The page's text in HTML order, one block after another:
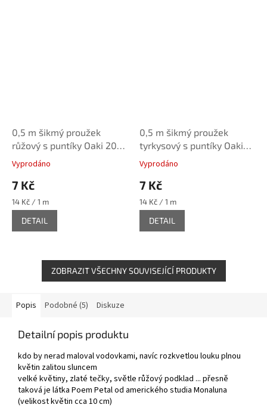
0,5 m šikmý proužek
růžový s puntíky Oaki 20
mm (100% bavlna)
Vyprodáno
7 Kč
Měrná
cena:
14 Kč / 1 m
DETAIL
0,5 m šikmý proužek
tyrkysový s puntíky Oaki
20 mm (100% bavlna)
Vyprodáno
7 Kč
Měrná
cena:
14 Kč / 1 m
DETAIL
ZOBRAZIT VŠECHNY SOUVISEJÍCÍ PRODUKTY
Popis Podobné (5) Diskuze
Detailní popis produktu
kdo by nerad maloval vodovkami, navíc rozkvetlou louku plnou
květin zalitou sluncem
velké květiny, zlaté tečky, světle růžový podklad ... přesně
taková je látka Poem Petal od amerického studia Monaluna
(velikost květin cca 10 cm)